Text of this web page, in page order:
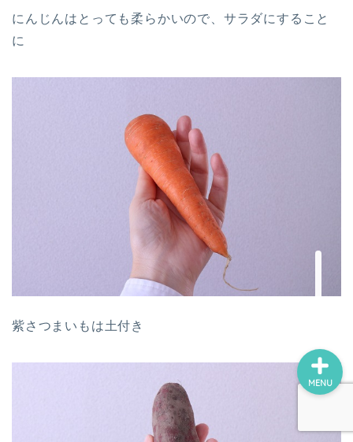
にんじんはとっても柔らかいので、サラダにすること
に
紫さつまいもは土付き
MENU
プロフィール
お問い合わせ